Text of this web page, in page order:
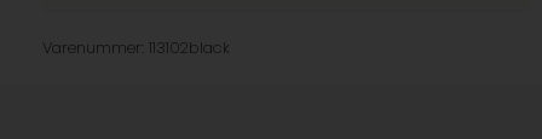
Varenummer: 113102black